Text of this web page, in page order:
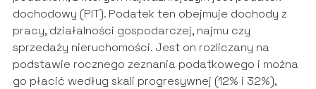
dochodowy (PIT). Podatek ten obejmuje dochody z
pracy, działalności gospodarczej, najmu czy
sprzedaży nieruchomości. Jest on rozliczany na
podstawie rocznego zeznania podatkowego i można
go płacić według skali progresywnej (12% i 32%),